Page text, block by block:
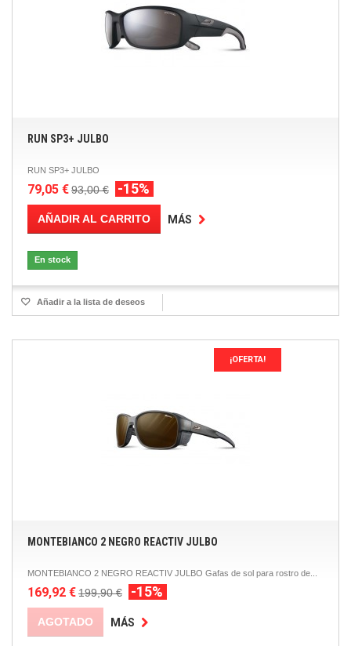
RUN SP3+ JULBO
RUN SP3+ JULBO
79,05 €93,00 € -15%
AÑADIR AL CARRITO MÁS
En stock
Añadir a la lista de deseos
¡OFERTA!
MONTEBIANCO 2 NEGRO REACTIV JULBO
MONTEBIANCO 2 NEGRO REACTIV JULBO Gafas de sol para rostro de...
169,92 €199,90 € -15%
AGOTADO MÁS